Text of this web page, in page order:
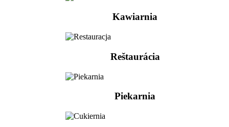
Kawiarnia
Reštaurácia
Piekarnia